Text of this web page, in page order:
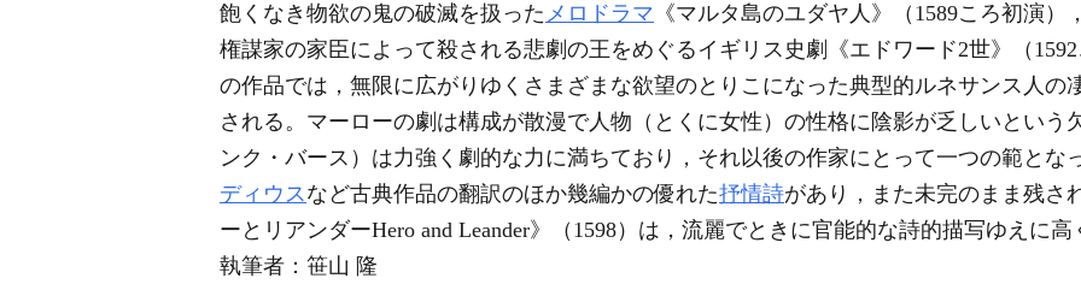
飽くなき物欲の鬼の破滅を扱った メロドラマ 《マルタ島のユダヤ人》（1589ころ初演
権謀家の家臣によって殺される悲劇の王をめぐるイギリス史劇《エドワード2世》（
の作品では，無限に広がりゆくさまざまな欲望のとりこになった典型的ルネサンス人の
される。マーローの劇は構成が散漫で人物（とくに女性）の性格に陰影が乏しいという
ンク・バース）は力強く劇的な力に満ちており，それ以後の作家にとって一つの範とな
ディウスなど古典作品の翻訳のほか幾編かの優れた抒情詩があり，また未完のまま残さ
ーとリアンダーHero and Leander》（1598）は，流麗でときに官能的な詩的描写ゆえに
執筆者： 笹山 隆